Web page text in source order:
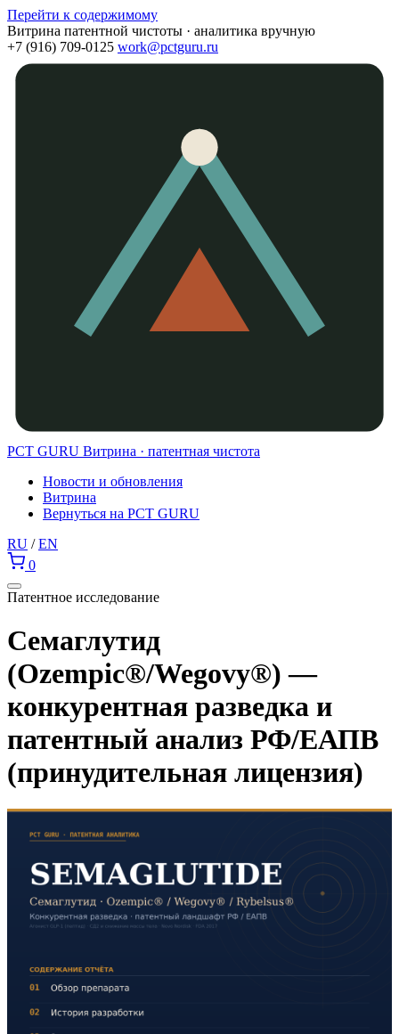
Перейти к содержимому
Витрина патентной чистоты · аналитика вручную
+7 (916) 709-0125 work@pctguru.ru
PCT GURU Витрина · патентная чистота
Новости и обновления
Витрина
Вернуться на PCT GURU
RU / EN
0
Патентное исследование
Семаглутид
(Ozempic®/Wegovy®) —
конкурентная разведка и
патентный анализ РФ/ЕАПВ
(принудительная лицензия)